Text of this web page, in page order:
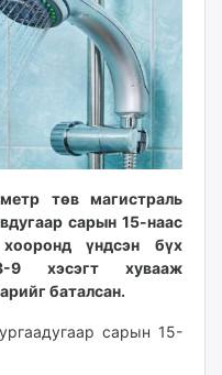
төв магистраль
сарын 15-наас
үндсэн бүх
9 хэсэгт хувааж
баталсан.
сарын 15-